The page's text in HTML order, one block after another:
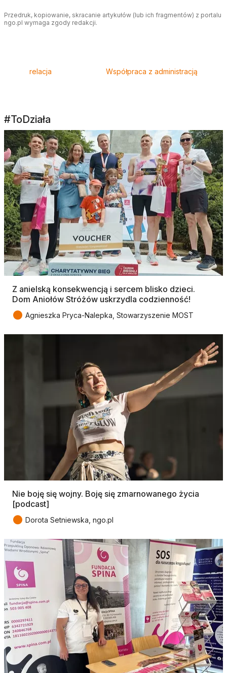
Przedruk, kopiowanie, skracanie artykułów (lub ich fragmentów) z portalu
ngo.pl wymaga zgody redakcji.
relacja Współpraca z administracją
#ToDziała
Z anielską konsekwencją i sercem blisko dzieci.
Dom Aniołów Stróżów uskrzydla codzienność!
● Agnieszka Pryca-Nalepka, Stowarzyszenie MOST
Nie boję się wojny. Boję się zmarnowanego życia
[podcast]
● Dorota Setniewska, ngo.pl